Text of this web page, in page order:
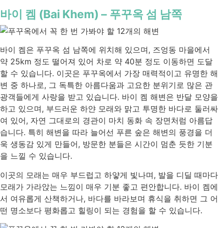
바이 켐 (Bai Khem) – 푸꾸옥 섬 남쪽
바이 켐은 푸꾸옥 섬 남쪽에 위치해 있으며, 즈엉동 마을에서
약 25km 정도 떨어져 있어 차로 약 40분 정도 이동하면 도달
할 수 있습니다. 이곳은 푸꾸옥에서 가장 매력적이고 유명한 해
변 중 하나로, 그 독특한 아름다움과 고요한 분위기로 많은 관
광객들에게 사랑을 받고 있습니다. 바이 켐 해변은 반달 모양을
하고 있으며, 부드러운 하얀 모래와 맑고 투명한 바다로 둘러싸
여 있어, 자연 그대로의 경관이 마치 동화 속 장면처럼 아름답
습니다. 특히 해변을 따라 늘어선 푸른 숲은 해변의 풍경을 더
욱 생동감 있게 만들어, 방문한 분들은 시간이 멈춘 듯한 기분
을 느낄 수 있습니다.
이곳의 모래는 매우 부드럽고 하얗게 빛나며, 발을 디딜 때마다
모래가 가라앉는 느낌이 매우 기분 좋고 편안합니다. 바이 켐에
서 여유롭게 산책하거나, 바다를 바라보며 휴식을 취하면 그 어
떤 명소보다 평화롭고 힐링이 되는 경험을 할 수 있습니다.